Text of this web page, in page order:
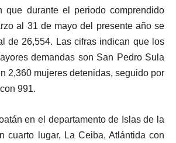
que durante el periodo comprendido
al 31 de mayo del presente año se
de 26,554. Las cifras indican que los
demandas son San Pedro Sula
2,360 mujeres detenidas, seguido por
991.
en el departamento de Islas de la
cuarto lugar, La Ceiba, Atlántida con